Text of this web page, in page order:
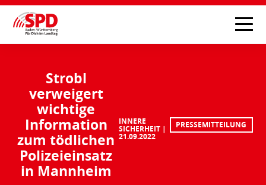
Strobl
verweigert
wichtige
Information
zum tödlichen
Polizeieinsatz
in Mannheim
INNERE
SICHERHEIT
21.09.2022
PRESSEMITTEILUNG